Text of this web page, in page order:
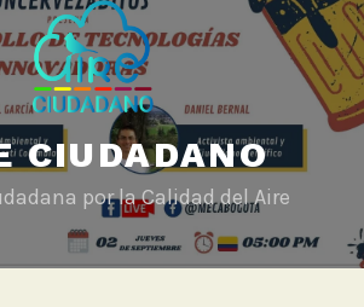
CIUDADANO
por la Calidad del Aire